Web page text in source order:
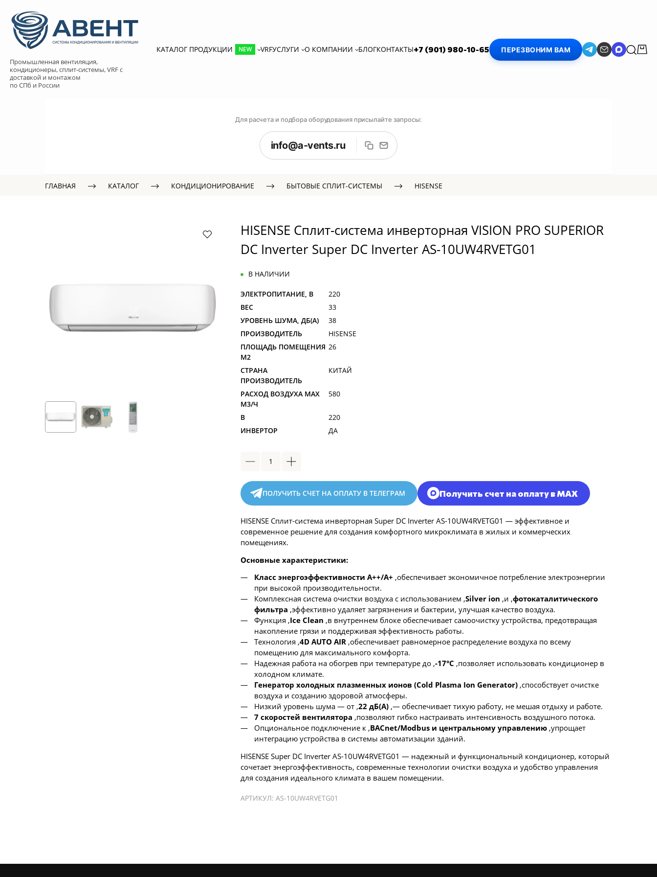
Промышленная вентиляция,
кондиционеры, сплит-системы, VRF с
доставкой и монтажом
по СПб и России
КАТАЛОГ ПРОДУКЦИИ NEW VRFУСЛУГИ О КОМПАНИИ БЛОГКОНТАКТЫ+7 (901) 980-10-65 ПЕРЕЗВОНИМ ВАМ
Для расчета и подбора оборудования присылайте запросы:
info@a-vents.ru
ГЛАВНАЯ КАТАЛОГ КОНДИЦИОНИРОВАНИЕ БЫТОВЫЕ СПЛИТ-СИСТЕМЫ HISENSE
HISENSE Сплит-система инверторная VISION PRO SUPERIOR
DC Inverter Super DC Inverter AS-10UW4RVETG01
В НАЛИЧИИ
ЭЛЕКТРОПИТАНИЕ, В
220
ВЕС
33
УРОВЕНЬ ШУМА, ДБ(А)
38
ПРОИЗВОДИТЕЛЬ
HISENSE
ПЛОЩАДЬ ПОМЕЩЕНИЯ
М2
26
СТРАНА
ПРОИЗВОДИТЕЛЬ
КИТАЙ
РАСХОД ВОЗДУХА MAX
M3/Ч
580
В
220
ИНВЕРТОР
ДА
ПОЛУЧИТЬ СЧЕТ НА ОПЛАТУ В ТЕЛЕГРАМ Получить счет на оплату в MAX
HISENSE Сплит-система инверторная Super DC Inverter AS-10UW4RVETG01 — эффективное и
современное решение для создания комфортного микроклимата в жилых и коммерческих
помещениях.
Основные характеристики:
Класс энергоэффективности A++/A+ ,обеспечивает экономичное потребление электроэнергии
при высокой производительности.
Комплексная система очистки воздуха с использованием ,Silver ion ,и ,фотокаталитического
фильтра ,эффективно удаляет загрязнения и бактерии, улучшая качество воздуха.
Функция ,Ice Clean ,в внутреннем блоке обеспечивает самоочистку устройства, предотвращая
накопление грязи и поддерживая эффективность работы.
Технология ,4D AUTO AIR,обеспечивает равномерное распределение воздуха по всему
помещению для максимального комфорта.
Надежная работа на обогрев при температуре до ,-17°C ,позволяет использовать кондиционер в
холодном климате.
Генератор холодных плазменных ионов (Cold Plasma Ion Generator),способствует очистке
воздуха и созданию здоровой атмосферы.
Низкий уровень шума — от ,22 дБ(А),— обеспечивает тихую работу, не мешая отдыху и работе.
7 скоростей вентилятора ,позволяют гибко настраивать интенсивность воздушного потока.
Опциональное подключение к ,BACnet/Modbus и центральному управлению,упрощает
интеграцию устройства в системы автоматизации зданий.
HISENSE Super DC Inverter AS-10UW4RVETG01 — надежный и функциональный кондиционер, который
сочетает энергоэффективность, современные технологии очистки воздуха и удобство управления
для создания идеального климата в вашем помещении.
АРТИКУЛ: AS-10UW4RVETG01